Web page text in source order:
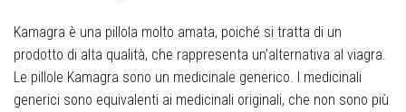
Kamagra è una pillola molto amata, poiché si tratta di un
prodotto di alta qualità, che rappresenta un’alternativa al viagra.
Le pillole Kamagra sono un medicinale generico. I medicinali
generici sono equivalenti ai medicinali originali, che non sono più